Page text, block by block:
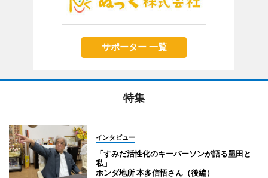
サポーター 一覧
特集
インタビュー
「すみだ活性化のキーパーソンが語る墨田と
私」
ホンダ地所 本多信悟さん（後編）